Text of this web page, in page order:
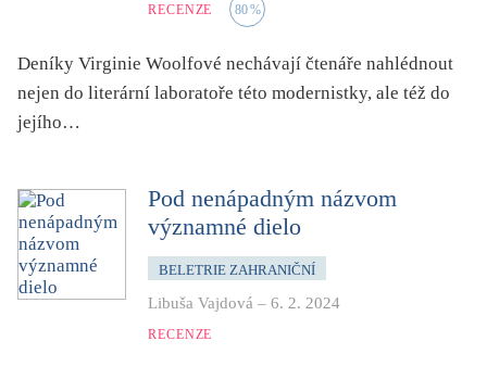
RECENZE 80%
Deníky Virginie Woolfové nechávají čtenáře nahlédnout
nejen do literární laboratoře této modernistky, ale též do
jejího…
Pod nenápadným názvom
významné dielo
BELETRIE ZAHRANIČNÍ
Libuša Vajdová – 6. 2. 2024
RECENZE